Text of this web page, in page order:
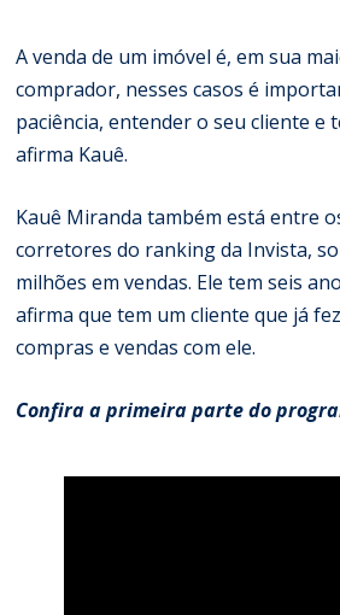
A venda de um imóvel é, em sua
comprador, nesses casos é
paciência, entender o seu cliente e
afirma Kauê.
Kauê Miranda também está entre
corretores do ranking da Invista,
milhões em vendas. Ele tem seis
afirma que tem um cliente que já
compras e vendas com ele.
Confira a primeira parte do